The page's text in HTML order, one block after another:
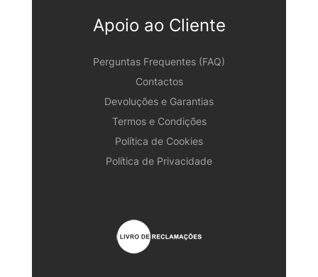
Apoio ao Cliente
Perguntas Frequentes (FAQ)
Contactos
Devoluções e Garantias
Termos e Condições
Política de Cookies
Política de Privacidade